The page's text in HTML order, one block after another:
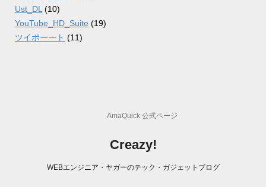
Ust_DL (10)
YouTube_HD_Suite (19)
ツイポーート (11)
AmaQuick 公式ページ
Creazy!
WEBエンジニア・ヤガーのテック・ガジェットブログ